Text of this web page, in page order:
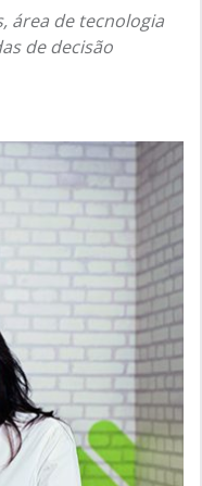
área de tecnologia
de decisão